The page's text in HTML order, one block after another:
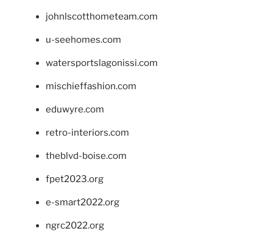
johnlscotthometeam.com
u-seehomes.com
watersportslagonissi.com
mischieffashion.com
eduwyre.com
retro-interiors.com
theblvd-boise.com
fpet2023.org
e-smart2022.org
ngrc2022.org